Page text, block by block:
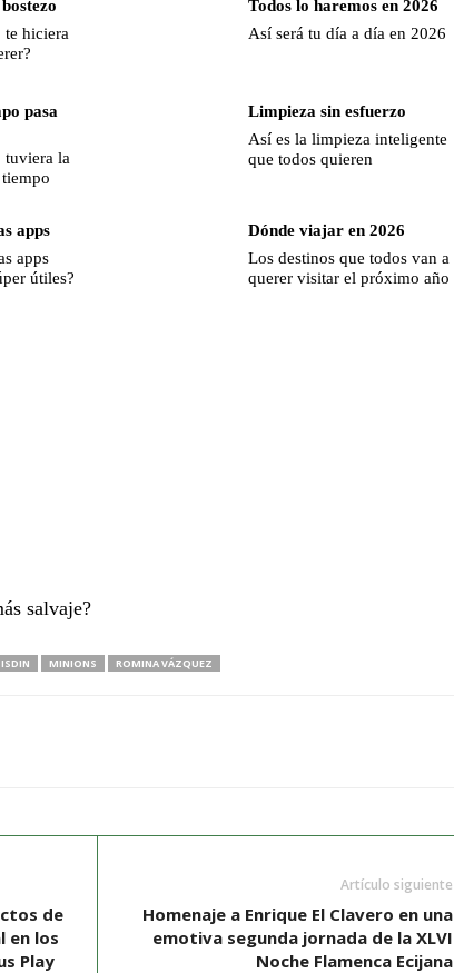
te hiciera
Todos lo haremos en 2026
Así será tu día a día en 2026
pasa
tuviera la
Limpieza sin esfuerzo
Así es la limpieza inteligente
que todos quieren
apps
apps
útiles?
Dónde viajar en 2026
Los destinos que todos van a
querer visitar el próximo año
salvaje?
ISDIN MINIONS ROMINA VÁZQUEZ
de
en los
Play
Artículo siguiente
Homenaje a Enrique El Clavero en una
emotiva segunda jornada de la XLVI
Noche Flamenca Ecijana